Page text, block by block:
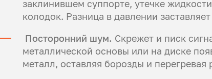
заклинившем суппорте, утечке
колодок. Разница в давлении
Посторонний шум. Скрежет и писк
металлической основы или на диске
металл, оставляя борозды и перегревая